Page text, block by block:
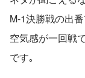
M-1決勝戦の出
空気感が一回戦
です｡